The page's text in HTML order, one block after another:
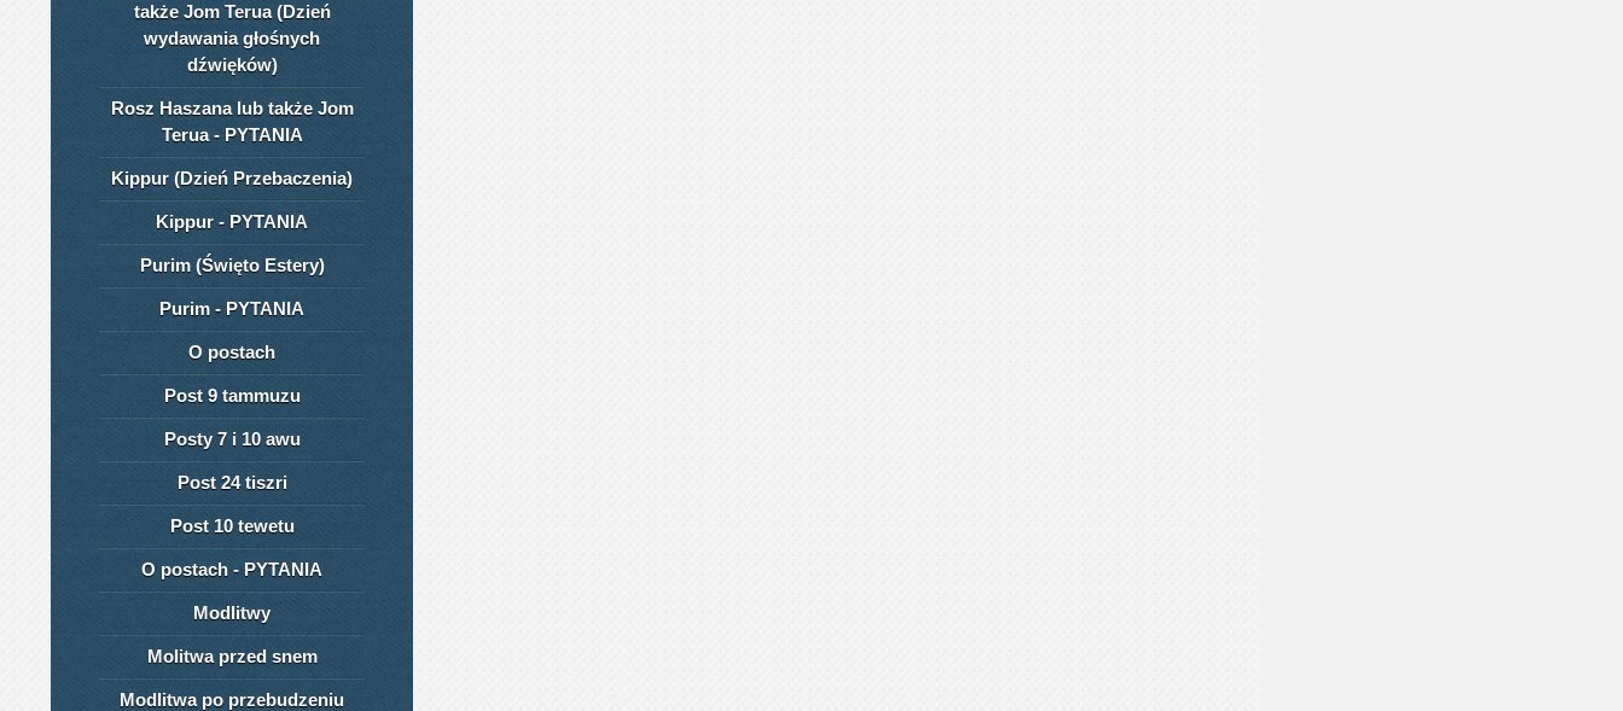
także Jom Terua (Dzień
wydawania głośnych
dźwięków)
Rosz Haszana lub także Jom
Terua - PYTANIA
Kippur (Dzień Przebaczenia)
Kippur - PYTANIA
Purim (Święto Estery)
Purim - PYTANIA
O postach
Post 9 tammuzu
Posty 7 i 10 awu
Post 24 tiszri
Post 10 tewetu
O postach - PYTANIA
Modlitwy
Molitwa przed snem
Modlitwa po przebudzeniu